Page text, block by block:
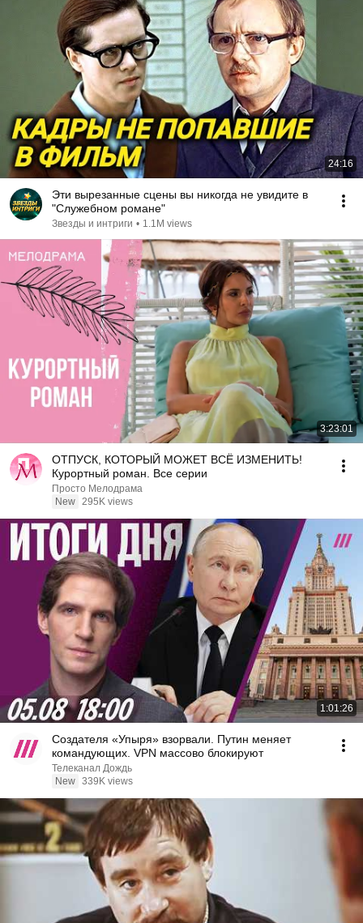
24:16
Эти вырезанные сцены вы никогда не увидите в
"Служебном романе"
Звезды и интриги • 1.1M views
3:23:01
ОТПУСК, КОТОРЫЙ МОЖЕТ ВСЁ ИЗМЕНИТЬ!
Курортный роман. Все серии
Просто Мелодрама
New 295K views
1:01:26
Создателя «Упыря» взорвали. Путин меняет
командующих. VPN массово блокируют
Телеканал Дождь
New 339K views